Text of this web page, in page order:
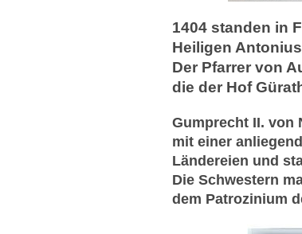
1404 standen in
Heiligen
Der Pfarrer von
die der Hof
Gumprecht II. von
mit einer
Ländereien und
Die Schwestern
dem Patrozinium